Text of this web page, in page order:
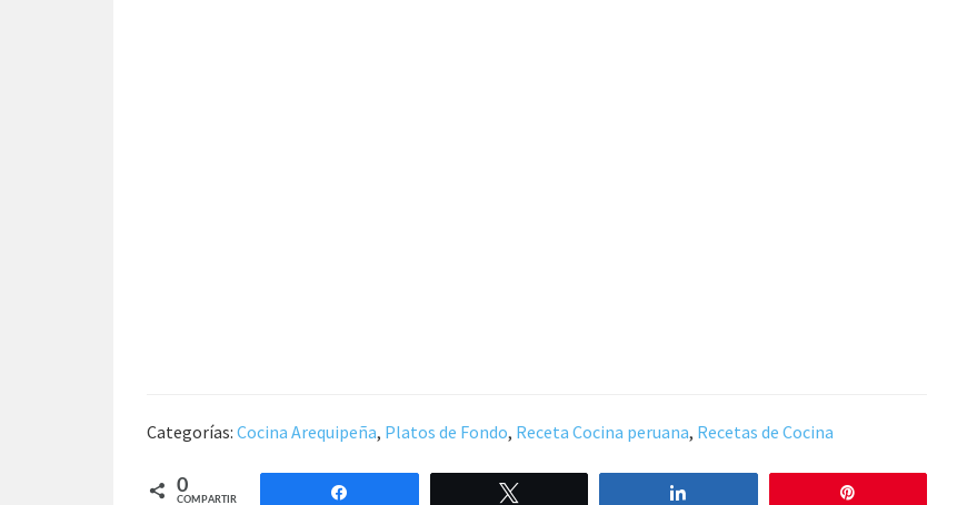
Categorías: Cocina Arequipeña, Platos de Fondo, Receta Cocina peruana, Recetas de Cocina
0
COMPARTIR